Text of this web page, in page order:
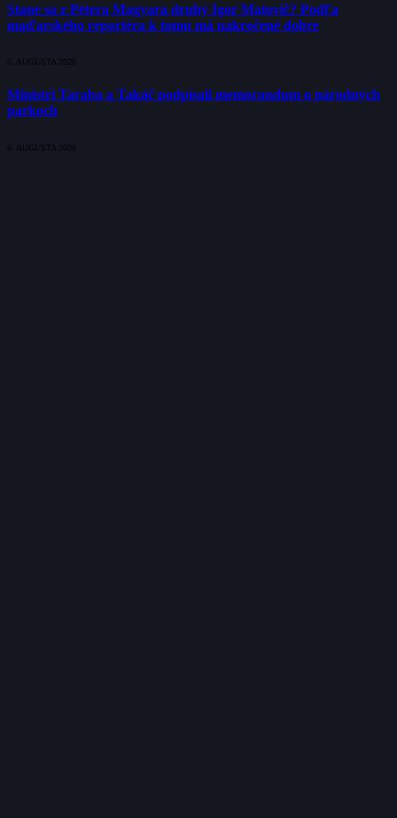
Stane sa z Pétera Magyara druhý Igor Matovič? Podľa
maďarského reportéra k tomu má nakročené dobre
6. AUGUSTA 2026
Ministri Taraba a Takáč podpísali memorandum o národných
parkoch
6. AUGUSTA 2026